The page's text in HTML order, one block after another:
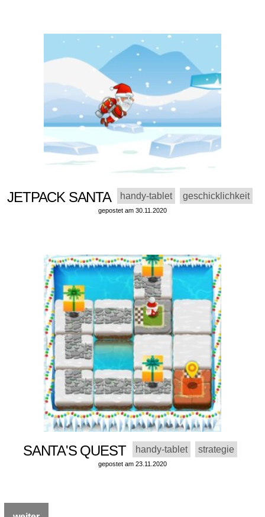
JETPACK SANTA handy-tablet geschicklichkeit
gepostet am 30.11.2020
SANTA'S QUEST handy-tablet strategie
gepostet am 23.11.2020